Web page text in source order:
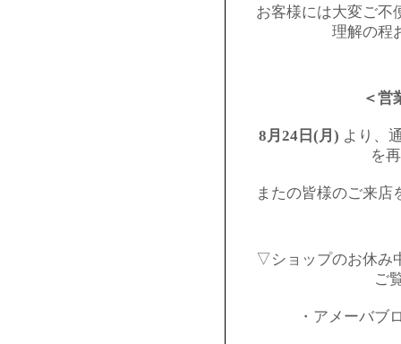
お客様には大変ご不
理解の程
＜営
8月24日(月) より、
を
またの皆様のご来店
▽ショップのお休み
ご
・アメーバブ